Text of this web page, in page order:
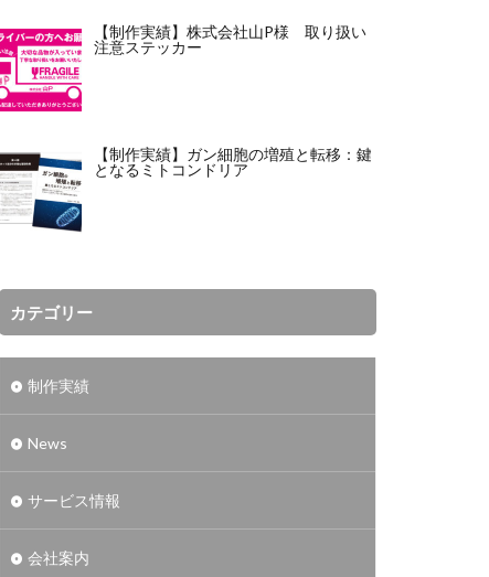
【制作実績】株式会社山P様 取り扱い
注意ステッカー
【制作実績】ガン細胞の増殖と転移：鍵
となるミトコンドリア
カテゴリー
制作実績
News
サービス情報
会社案内